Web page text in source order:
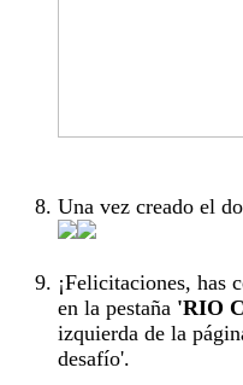
Una vez creado el
¡Felicitaciones, has
en la pestaña 'RIO
izquierda de la
desafío'.